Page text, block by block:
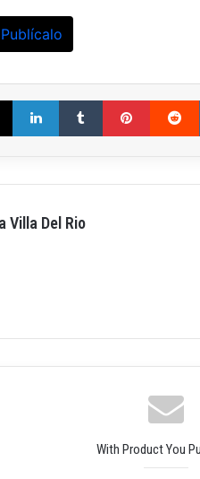
Publícalo
X LinkedIn Tumblr Pinterest
Villa Del Rio
With Product You